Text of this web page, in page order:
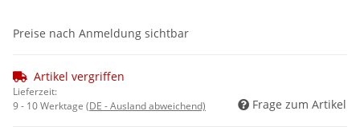
Preise nach Anmeldung sichtbar
Artikel vergriffen
Lieferzeit:
9 - 10 Werktage (DE - Ausland abweichend) Frage zum Artikel